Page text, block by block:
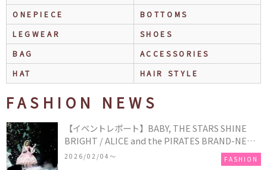
ONEPIECE
BOTTOMS
LEGWEAR
SHOES
BAG
ACCESSORIES
HAT
HAIR STYLE
FASHION NEWS
【イベントレポート】BABY, THE STARS SHINE
BRIGHT / ALICE and the PIRATES BRAND-NEW
COLLECTION in TOKYO
2026/02/04〜 FASHION